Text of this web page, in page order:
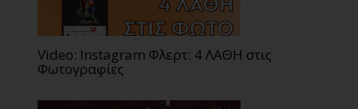
Video: Instagram Φλερτ: 4 ΛΑΘΗ στις
Φωτογραφίες